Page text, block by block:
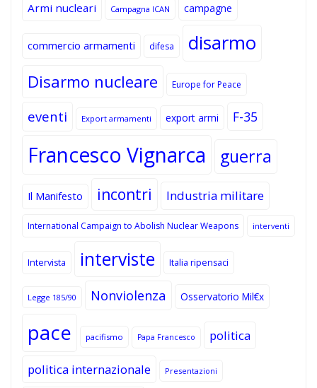
Armi nucleari Campagna ICAN campagne
commercio armamenti difesa disarmo
Disarmo nucleare Europe for Peace
eventi Export armamenti export armi F-35
Francesco Vignarca guerra
Il Manifesto incontri Industria militare
International Campaign to Abolish Nuclear Weapons interventi
Intervista interviste Italia ripensaci
Legge 185/90 Nonviolenza Osservatorio Mil€x
pace pacifismo Papa Francesco politica
politica internazionale Presentazioni